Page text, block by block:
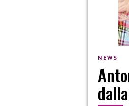
NEWS